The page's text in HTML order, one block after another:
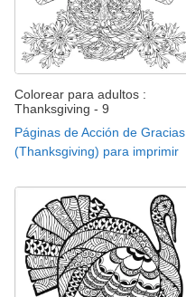
Colorear para adultos :
Thanksgiving - 9
Páginas de Acción de Gracias
(Thanksgiving) para imprimir